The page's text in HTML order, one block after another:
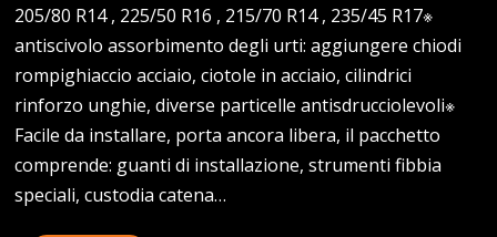
205/80 R14 , 225/50 R16 , 215/70 R14 , 235/45 R17※
antiscivolo assorbimento degli urti: aggiungere chiodi
rompighiaccio acciaio, ciotole in acciaio, cilindrici
rinforzo unghie, diverse particelle antisdrucciolevoli※
Facile da installare, porta ancora libera, il pacchetto
comprende: guanti di installazione, strumenti fibbia
speciali, custodia catena…